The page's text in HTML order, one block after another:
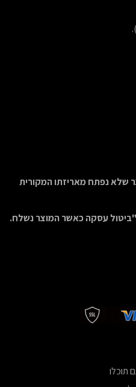
עסקה כאשר המוצר נשלח.
תוכלו